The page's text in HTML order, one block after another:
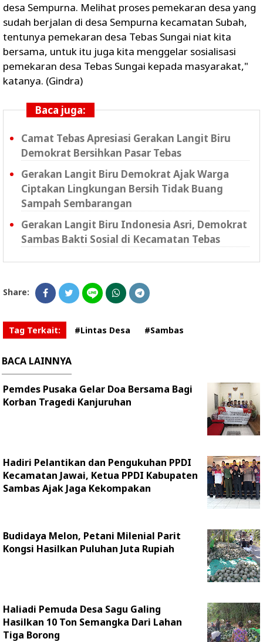
desa Sempurna. Melihat proses pemekaran desa yang
sudah berjalan di desa Sempurna kecamatan Subah,
tentunya pemekaran desa Tebas Sungai niat kita
bersama, untuk itu juga kita menggelar sosialisasi
pemekaran desa Tebas Sungai kepada masyarakat,"
katanya. (Gindra)
Baca juga:
Camat Tebas Apresiasi Gerakan Langit Biru
Demokrat Bersihkan Pasar Tebas
Gerakan Langit Biru Demokrat Ajak Warga
Ciptakan Lingkungan Bersih Tidak Buang
Sampah Sembarangan
Gerakan Langit Biru Indonesia Asri, Demokrat
Sambas Bakti Sosial di Kecamatan Tebas
Share:
Tag Terkait: #Lintas Desa #Sambas
BACA LAINNYA
Pemdes Pusaka Gelar Doa Bersama Bagi
Korban Tragedi Kanjuruhan
Hadiri Pelantikan dan Pengukuhan PPDI
Kecamatan Jawai, Ketua PPDI Kabupaten
Sambas Ajak Jaga Kekompakan
Budidaya Melon, Petani Milenial Parit
Kongsi Hasilkan Puluhan Juta Rupiah
Haliadi Pemuda Desa Sagu Galing
Hasilkan 10 Ton Semangka Dari Lahan
Tiga Borong